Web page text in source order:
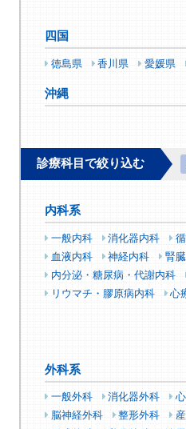
四国
徳島県 香川県 愛媛県
沖縄
診療科目で絞り込む
内科系
一般内科 消化器内科
血液内科
神経内科
腎
内分泌・糖尿病・代謝内科
リウマチ・膠原病内科
心
外科系
一般外科 消化器外科
脳神経外科
整形外科